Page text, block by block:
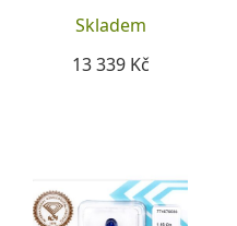
Skladem
13 339 Kč